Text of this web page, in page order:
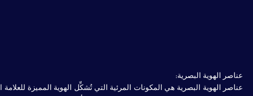
عناصر الهوية البصرية:
عناصر الهوية البصرية هي المكونات المرئية التي تُشكِّل الهوية المميزة